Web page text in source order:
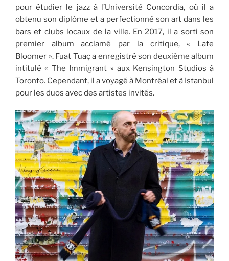
pour étudier le jazz à l’Université Concordia, où il a
obtenu son diplôme et a perfectionné son art dans les
bars et clubs locaux de la ville. En 2017, il a sorti son
premier album acclamé par la critique, « Late
Bloomer ». Fuat Tuaç a enregistré son deuxième album
intitulé « The Immigrant » aux Kensington Studios à
Toronto. Cependant, il a voyagé à Montréal et à Istanbul
pour les duos avec des artistes invités.